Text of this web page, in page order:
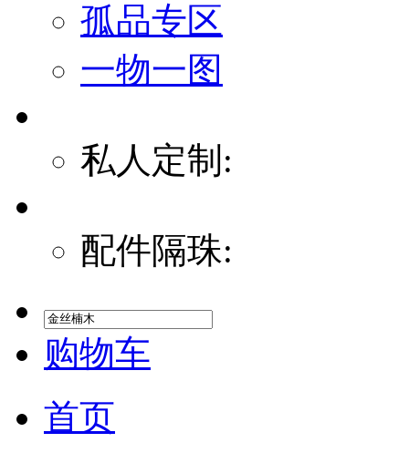
孤品专区
一物一图
私人定制:
配件隔珠:
购物车
首页